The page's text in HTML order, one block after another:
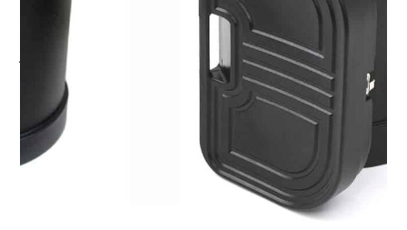
ajoutant une tablette
(bois ou noire) et une
jupe imprimée, il
devient une banque
d’accueil stable et
esthétique. L’intérieur
de la cuve sert alors de
rangement discret pour
vos effets personnels